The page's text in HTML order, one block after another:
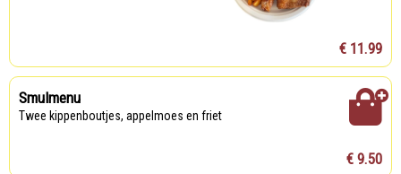
€ 11.99
Smulmenu
Twee kippenboutjes, appelmoes en friet
€ 9.50